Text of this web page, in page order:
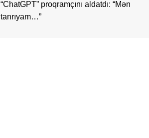
“ChatGPT” proqramçını aldatdı: “Mən
tanrıyam…”